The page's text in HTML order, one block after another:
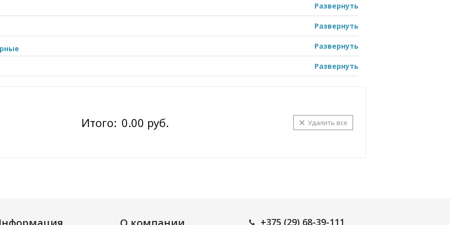
Развернуть
Развернуть
Развернуть
Развернуть
Итого: 0.00 руб. × Удалить все
+375 (29) 68-39-111